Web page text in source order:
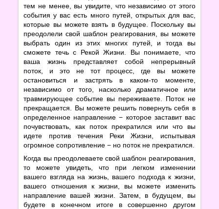
тем не менее, вы увидите, что независимо от этого
события у вас есть много путей, открытых для вас,
которые вы можете взять в будущее. Поскольку вы
преодолели свой шаблон реагирования, вы можете
выбрать один из этих многих путей, и тогда вы
сможете течь с Рекой Жизни. Вы понимаете, что
ваша жизнь представляет собой непрерывный
поток, и это не тот процесс, где вы можете
остановиться и застрять в каком-то моменте,
независимо от того, насколько драматичное или
травмирующее событие вы переживаете. Поток не
прекращается. Вы можете решить повернуть себя в
определенное направление − которое заставит вас
почувствовать, как поток прекратился или что вы
идете против течения Реки Жизни, испытывая
огромное сопротивление − но поток не прекратился.
Когда вы преодолеваете свой шаблон реагирования,
то можете увидеть, что при легком изменении
вашего взгляда на жизнь, вашего подхода к жизни,
вашего отношения к жизни, вы можете изменить
направление вашей жизни. Затем, в будущем, вы
будете в конечном итоге в совершенно другом